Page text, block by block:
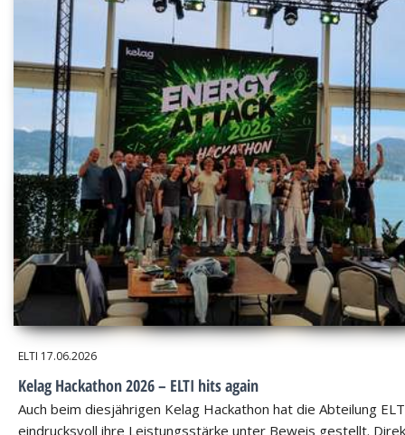
ELTI 17.06.2026
Kelag Hackathon 2026 – ELTI hits again
Auch beim diesjährigen Kelag Hackathon hat die Abteilung
eindrucksvoll ihre Leistungsstärke unter Beweis gestellt.